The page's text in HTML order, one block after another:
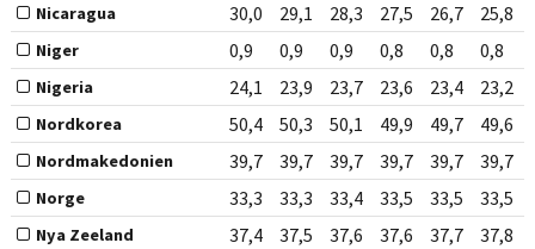
Nicaragua 30,0 29,1 28,3 27,5 26,7 25,8
Niger 0,9 0,9 0,9 0,8 0,8 0,8
Nigeria 24,1 23,9 23,7 23,6 23,4 23,2
Nordkorea 50,4 50,3 50,1 49,9 49,7 49,6
Nordmakedonien 39,7 39,7 39,7 39,7 39,7 39,7
Norge 33,3 33,3 33,4 33,5 33,5 33,5
Nya Zeeland 37,4 37,5 37,6 37,6 37,7 37,8